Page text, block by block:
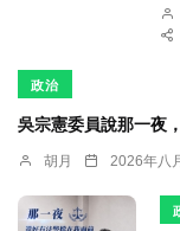
政治
吳宗憲委員說那一夜
胡月 2026年八